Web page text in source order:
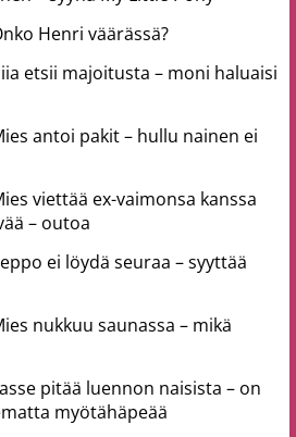
Henri väärässä?
etsii majoitusta – moni haluaisi
antoi pakit – hullu nainen ei
viettää ex-vaimonsa kanssa
– outoa
ei löydä seuraa – syyttää
nukkuu saunassa – mikä
pitää luennon naisista – on
myötähäpeää